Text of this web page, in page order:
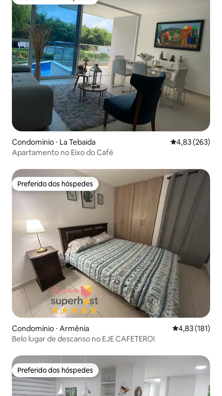
Condomínio ⋅ La Tebaida 4,83 de uma
4,83 (263)
Apartamento no Eixo do Café
Preferido dos hóspedes
Preferido dos hóspedes
Condomínio ⋅ Armênia 4,83 de uma
4,83 (181)
Belo lugar de descanso no EJE CAFETERO!
Preferido dos hóspedes
Preferido dos hóspedes